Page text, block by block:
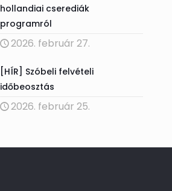
hollandiai cserediák
programról
2026. február 27.
[HÍR] Szóbeli felvételi
időbeosztás
2026. február 25.